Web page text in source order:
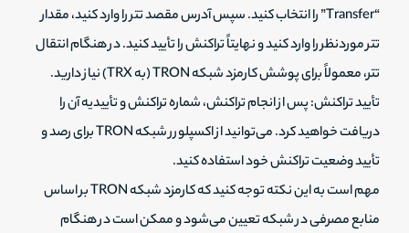
“Transfer” را انتخاب کنید. سپس آدرس مقصد تتر را وارد کنید، مقدار
تتر موردنظر را وارد کنید و نهایتاً تراکنش را تأیید کنید. در هنگام انتقال
تتر، معمولاً برای پوشش کارمزد شبکه TRON (به TRX) نیاز دارید.
تأیید تراکنش: پس از انجام تراکنش، شماره تراکنش و تأییدیه آن را
دریافت خواهید کرد. می‌توانید از اکسپلورر شبکه TRON برای رصد و
تأیید وضعیت تراکنش خود استفاده کنید.
مهم است به این نکته توجه کنید که کارمزد شبکه TRON بر اساس
منابع مصرفی در شبکه تعیین می‌شود و ممکن است در هنگام